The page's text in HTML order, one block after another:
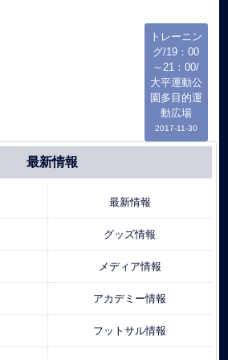
トレーニン
グ/19：00
～21：00/
大平運動公
園多目的運
動広場
2017-11-30
最新情報
最新情報
グッズ情報
メディア情報
アカデミー情報
フットサル情報